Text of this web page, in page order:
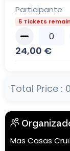
Participante
5 Tickets
24,00 €
Total Price :
Mas Casas